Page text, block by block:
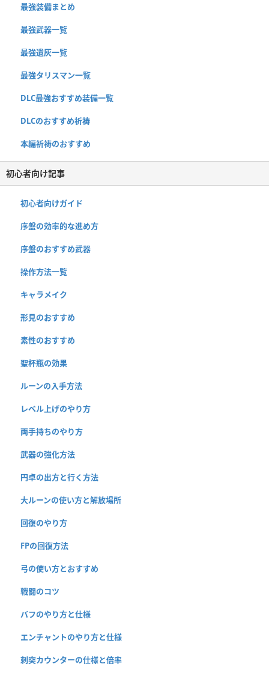
最強装備まとめ
最強武器一覧
最強遺灰一覧
最強タリスマン一覧
DLC最強おすすめ装備一覧
DLCのおすすめ祈祷
本編祈祷のおすすめ
初心者向け記事
初心者向けガイド
序盤の効率的な進め方
序盤のおすすめ武器
操作方法一覧
キャラメイク
形見のおすすめ
素性のおすすめ
聖杯瓶の効果
ルーンの入手方法
レベル上げのやり方
両手持ちのやり方
武器の強化方法
円卓の出方と行く方法
大ルーンの使い方と解放場所
回復のやり方
FPの回復方法
弓の使い方とおすすめ
戦闘のコツ
バフのやり方と仕様
エンチャントのやり方と仕様
刺突カウンターの仕様と倍率